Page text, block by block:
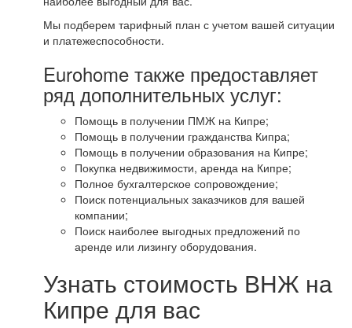
Мы подберем тарифный план с учетом вашей ситуации
и платежеспособности.
Eurohome также предоставляет
ряд дополнительных услуг:
Помощь в получении ПМЖ на Кипре;
Помощь в получении гражданства Кипра;
Помощь в получении образования на Кипре;
Покупка недвижимости, аренда на Кипре;
Полное бухгалтерское сопровождение;
Поиск потенциальных заказчиков для вашей
компании;
Поиск наиболее выгодных предложений по
аренде или лизингу оборудования.
Узнать стоимость ВНЖ на
Кипре для вас